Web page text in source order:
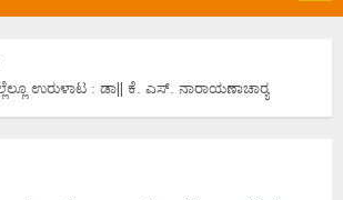
ಉರುಳಾಟ : ಡಾ|| ಕೆ. ಎಸ್. ನಾರಾಯಣಾಚಾರ‍್ಯ